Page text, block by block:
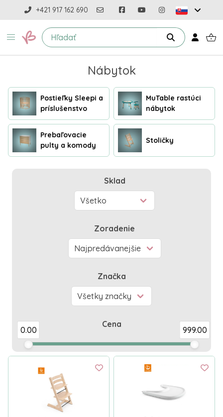
+421 917 162 690
Nábytok
Postieľky Sleepi a
príslušenstvo
MuTable rastúci
nábytok
Prebaľovacie
pulty a komody
Stoličky
Sklad
Zoradenie
Značka
Cena
0.00 999.00